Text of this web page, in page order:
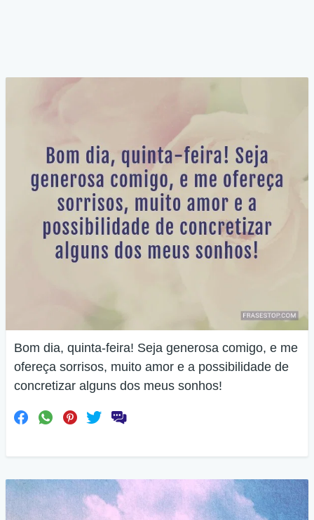
Bom dia, quinta-feira! Seja generosa comigo, e me
ofereça sorrisos, muito amor e a possibilidade de
concretizar alguns dos meus sonhos!